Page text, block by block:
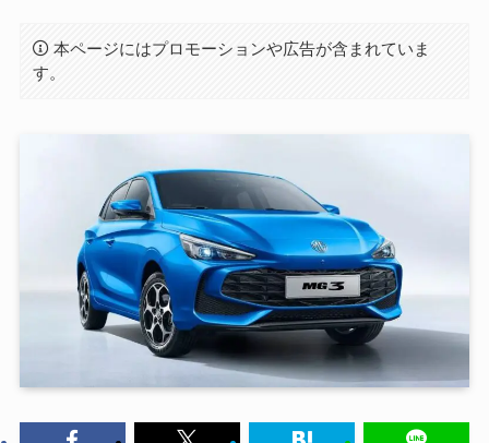
本ページにはプロモーションや広告が含まれていま
す。